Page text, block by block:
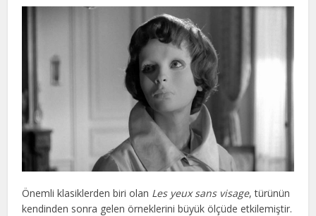
Önemli klasiklerden biri olan Les yeux sans visage, türünün
kendinden sonra gelen örneklerini büyük ölçüde etkilemiştir.